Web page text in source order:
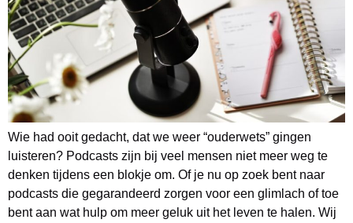
Wie had ooit gedacht, dat we weer “ouderwets” gingen
luisteren? Podcasts zijn bij veel mensen niet meer weg te
denken tijdens een blokje om. Of je nu op zoek bent naar
podcasts die gegarandeerd zorgen voor een glimlach of toe
bent aan wat hulp om meer geluk uit het leven te halen. Wij